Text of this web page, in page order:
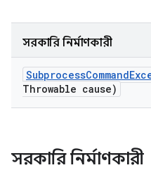
সরকারি নির্মাণকারী
SubprocessCommand
Throwable cause)
সরকারি নির্মাণকারী